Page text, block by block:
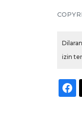
izin